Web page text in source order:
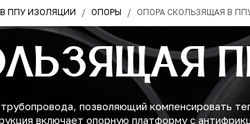
ППУ ИЗОЛЯЦИИ ОПОРЫ ОПОРА СКОЛЬЗЯЩАЯ В
позволяющий компенсировать
включает опорную платформу с